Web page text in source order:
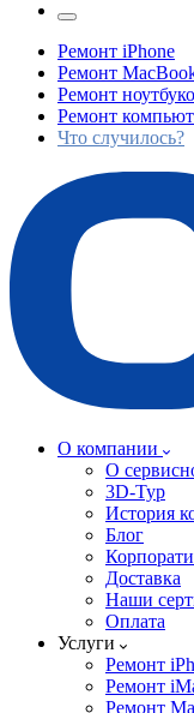
Ремонт iPhone
Ремонт
Ремонт
Ремонт
Что случилось?
О компании
О
3D-Тур
История
Блог
Доставка
Наши
Оплата
Услуги
Ремонт
Ремонт
Ремонт